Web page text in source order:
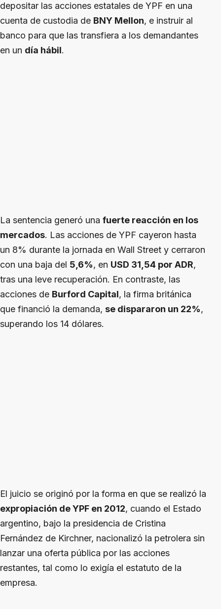
depositar las acciones estatales de YPF en una
cuenta de custodia de BNY Mellon, e instruir al
banco para que las transfiera a los demandantes
en un día hábil.
La sentencia generó una fuerte reacción en los
mercados. Las acciones de YPF cayeron hasta
un 8% durante la jornada en Wall Street y cerraron
con una baja del 5,6%, en USD 31,54 por ADR,
tras una leve recuperación. En contraste, las
acciones de Burford Capital, la firma británica
que financió la demanda, se dispararon un 22%,
superando los 14 dólares.
El juicio se originó por la forma en que se realizó la
expropiación de YPF en 2012, cuando el Estado
argentino, bajo la presidencia de Cristina
Fernández de Kirchner, nacionalizó la petrolera sin
lanzar una oferta pública por las acciones
restantes, tal como lo exigía el estatuto de la
empresa.